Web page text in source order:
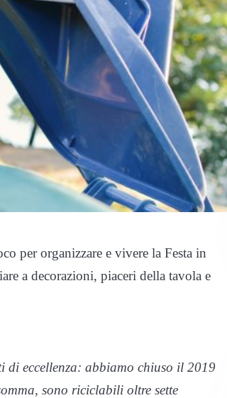
per organizzare e vivere la Festa in
a decorazioni, piaceri della tavola e
eccellenza: abbiamo chiuso il 2019
sono riciclabili oltre sette